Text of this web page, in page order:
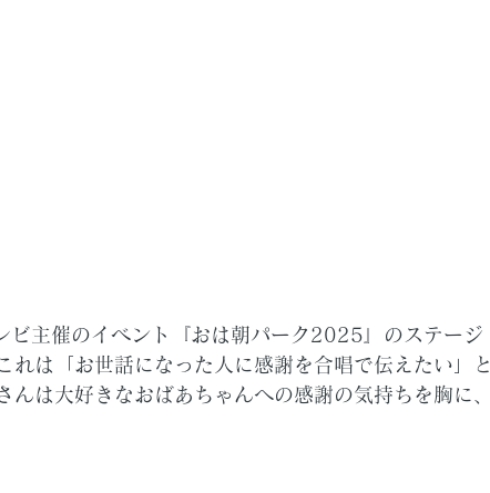
主催のイベント『おは朝パーク2025』のステージ
れは「お世話になった人に感謝を合唱で伝えたい」と
んは大好きなおばあちゃんへの感謝の気持ちを胸に、